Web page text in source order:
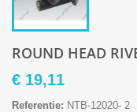
ROUND HEAD
€ 19,11
Referentie: NTB-12020- 2